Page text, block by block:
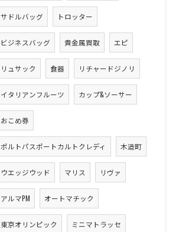
サドルバッグ トロッター
ビジネスバッグ 貴金属買取 エピ
リュサック 食器 リチャードジノリ
イタリアンフルーツ カップ&ソーサー
おこめ券
ポルトパスポートカルトクレディ 木造町
ウエッジウッド マリス リヴァ
アルマPM オートマチック
東京オリンピック ミニマトラッセ